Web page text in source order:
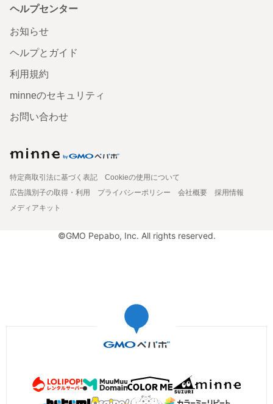
ヘルプセンター
お知らせ
ヘルプとガイド
利用規約
minneのセキュリティ
お問い合わせ
特定商取引法に基づく表記
Cookieの使用について
広告識別子の取得・利用
プライバシーポリシー 会社概要
採用情報
メディアキット
©GMO Pepabo, Inc. All rights reserved.